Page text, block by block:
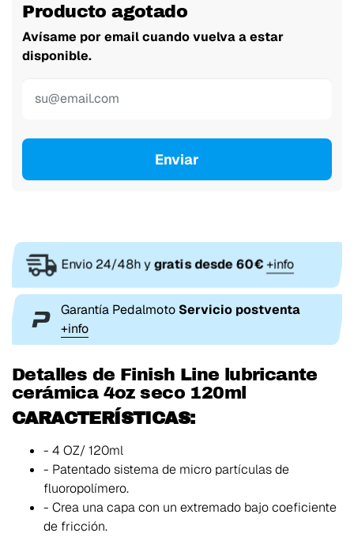
Producto agotado
Avísame por email cuando vuelva a estar
disponible.
Enviar
Envio 24/48h ygratis desde 60€+info
Garantía Pedalmoto Servicio postventa
+info
Detalles de Finish Line lubricante
cerámica 4oz seco 120ml
CARACTERÍSTICAS:
- 4 OZ/ 120ml
- Patentado sistema de micro partículas de
fluoropolímero.
- Crea una capa con un extremado bajo coeficiente
de fricción.